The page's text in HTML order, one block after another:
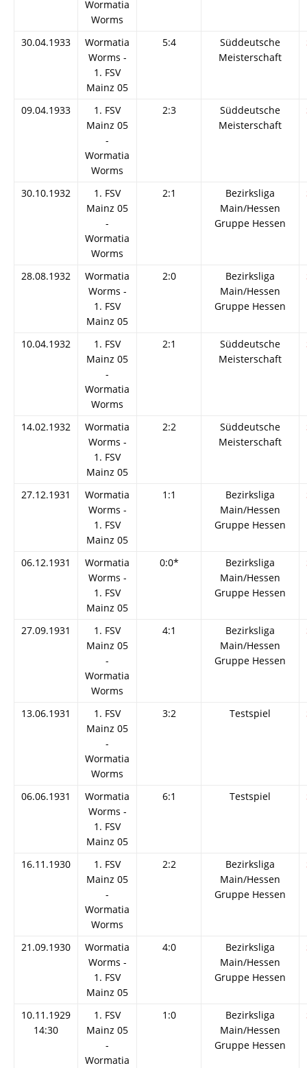
Wormatia
Worms
30.04.1933
Wormatia
Worms -
1. FSV
Mainz 05
5:4
Süddeutsche
Meisterschaft
09.04.1933
1. FSV
Mainz 05
-
Wormatia
Worms
2:3
Süddeutsche
Meisterschaft
30.10.1932
1. FSV
Mainz 05
-
Wormatia
Worms
2:1
Bezirksliga
Main/Hessen
Gruppe Hessen
28.08.1932
Wormatia
Worms -
1. FSV
Mainz 05
2:0
Bezirksliga
Main/Hessen
Gruppe Hessen
10.04.1932
1. FSV
Mainz 05
-
Wormatia
Worms
2:1
Süddeutsche
Meisterschaft
14.02.1932
Wormatia
Worms -
1. FSV
Mainz 05
2:2
Süddeutsche
Meisterschaft
27.12.1931
Wormatia
Worms -
1. FSV
Mainz 05
1:1
Bezirksliga
Main/Hessen
Gruppe Hessen
06.12.1931
Wormatia
Worms -
1. FSV
Mainz 05
0:0*
Bezirksliga
Main/Hessen
Gruppe Hessen
27.09.1931
1. FSV
Mainz 05
-
Wormatia
Worms
4:1
Bezirksliga
Main/Hessen
Gruppe Hessen
13.06.1931
1. FSV
Mainz 05
-
Wormatia
Worms
3:2 Testspiel
06.06.1931
Wormatia
Worms -
1. FSV
Mainz 05
6:1 Testspiel
16.11.1930
1. FSV
Mainz 05
-
Wormatia
Worms
2:2
Bezirksliga
Main/Hessen
Gruppe Hessen
21.09.1930
Wormatia
Worms -
1. FSV
Mainz 05
4:0
Bezirksliga
Main/Hessen
Gruppe Hessen
10.11.1929
14:30
1. FSV
Mainz 05
-
Wormatia
1:0
Bezirksliga
Main/Hessen
Gruppe Hessen